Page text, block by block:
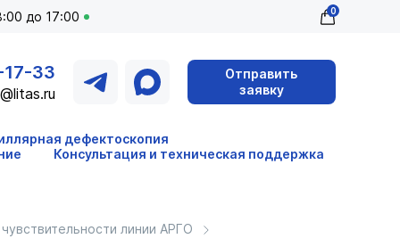
до 17:00 0
33
Отправить
заявку
дефектоскопия
Консультация и техническая поддержка
линии АРГО